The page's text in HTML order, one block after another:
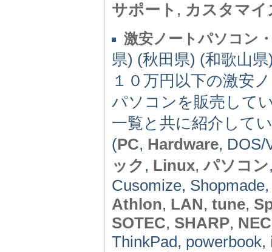
サポート , カスタマイ
激安ノートパソコン
県) (秋田県) (和歌山
１０万円以下の激安
パソコンを販売して
一覧と共に紹介して
(PC, Hardware, DOS/
ック , Linux,パソコン
Cusomize,
Athlon, LAN, tune,
SOTEC, SHARP, NEC
ThinkPad, powerbook,